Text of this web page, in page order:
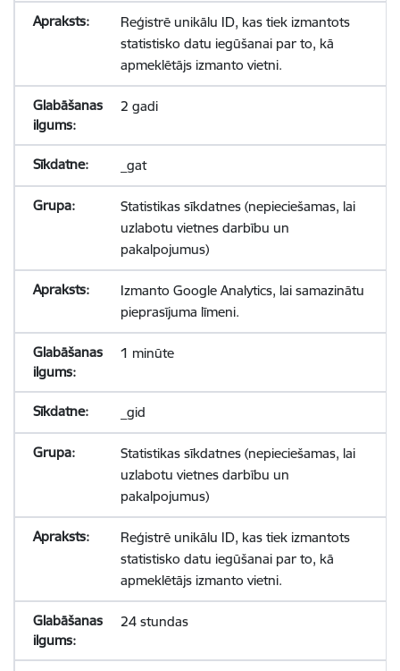
Reģistrē unikālu ID, kas tiek izmantots
statistisko datu iegūšanai par to, kā
apmeklētājs izmanto vietni.
2 gadi
_gat
Statistikas sīkdatnes (nepieciešamas, lai
uzlabotu vietnes darbību un
pakalpojumus)
Izmanto Google Analytics, lai samazinātu
pieprasījuma līmeni.
1 minūte
_gid
Statistikas sīkdatnes (nepieciešamas, lai
uzlabotu vietnes darbību un
pakalpojumus)
Reģistrē unikālu ID, kas tiek izmantots
statistisko datu iegūšanai par to, kā
apmeklētājs izmanto vietni.
24 stundas